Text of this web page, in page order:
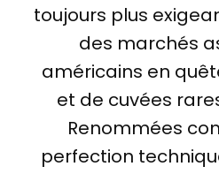
toujours plus
des marchés
américains en
et de cuvées
Renommées
perfection